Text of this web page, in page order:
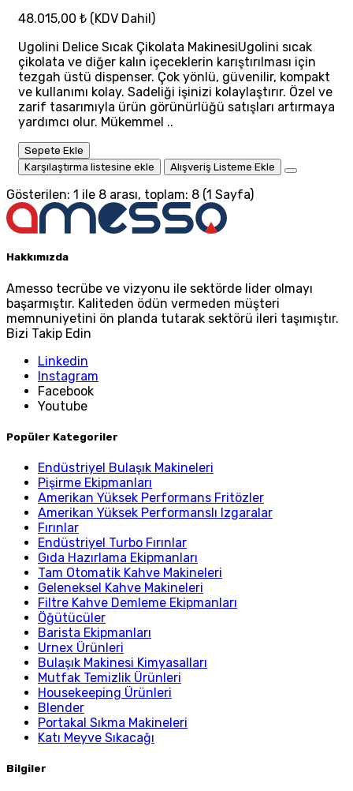
48.015,00 ₺ (KDV Dahil)
Ugolini Delice Sıcak Çikolata MakinesiUgolini sıcak
çikolata ve diğer kalın içeceklerin karıştırılması için
tezgah üstü dispenser. Çok yönlü, güvenilir, kompakt
ve kullanımı kolay. Sadeliği işinizi kolaylaştırır. Özel ve
zarif tasarımıyla ürün görünürlüğü satışları artırmaya
yardımcı olur. Mükemmel ..
Sepete Ekle
Karşılaştırma listesine ekle
Alışveriş Listeme Ekle
Gösterilen: 1 ile 8 arası, toplam: 8 (1 Sayfa)
Hakkımızda
Amesso tecrübe ve vizyonu ile sektörde lider olmayı
başarmıştır. Kaliteden ödün vermeden müşteri
memnuniyetini ön planda tutarak sektörü ileri taşımıştır.
Bizi Takip Edin
Linkedin
Instagram
Facebook
Youtube
Popüler Kategoriler
Endüstriyel Bulaşık Makineleri
Pişirme Ekipmanları
Amerikan Yüksek Performans Fritözler
Amerikan Yüksek Performanslı Izgaralar
Fırınlar
Endüstriyel Turbo Fırınlar
Gıda Hazırlama Ekipmanları
Tam Otomatik Kahve Makineleri
Geleneksel Kahve Makineleri
Filtre Kahve Demleme Ekipmanları
Öğütücüler
Barista Ekipmanları
Urnex Ürünleri
Bulaşık Makinesi Kimyasalları
Mutfak Temizlik Ürünleri
Housekeeping Ürünleri
Blender
Portakal Sıkma Makineleri
Katı Meyve Sıkacağı
Bilgiler